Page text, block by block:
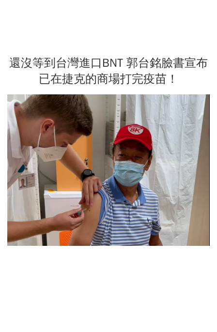
還沒等到台灣進口BNT 郭台銘臉書宣布
已在捷克的商場打完疫苗！